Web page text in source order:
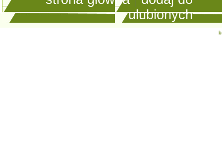
ulubionych